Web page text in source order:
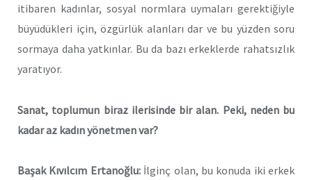
itibaren kadınlar, sosyal normlara uymaları gerektiğiyle
büyüdükleri için, özgürlük alanları dar ve bu yüzden soru
sormaya daha yatkınlar. Bu da bazı erkeklerde rahatsızlık
yaratıyor.
Sanat, toplumun biraz ilerisinde bir alan. Peki, neden bu
kadar az kadın yönetmen var?
Başak Kıvılcım Ertanoğlu:İlginç olan, bu konuda iki erkek